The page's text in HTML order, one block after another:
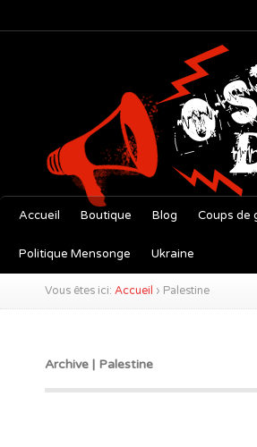
Accueil Boutique Blog Coups de
Politique Mensonge Ukraine
Vous êtes ici: Accueil › Palestine
Archive | Palestine